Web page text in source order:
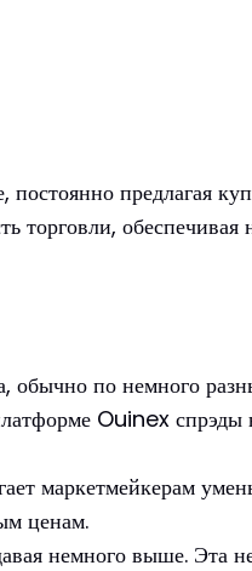
предлагая
торговли, обеспечивая
обычно по немного
Ouinex спрэды
маркетмейкерам
ценам.
немного выше. Эта